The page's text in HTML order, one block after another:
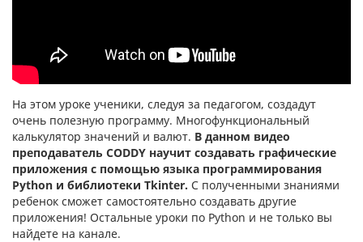
На этом уроке ученики, следуя за педагогом, создадут
очень полезную программу. Многофункциональный
калькулятор значений и валют. В данном видео
преподаватель CODDY научит создавать графические
приложения с помощью языка программирования
Python и библиотеки Tkinter. С полученными знаниями
ребенок сможет самостоятельно создавать другие
приложения! Остальные уроки по Python и не только вы
найдете на канале.